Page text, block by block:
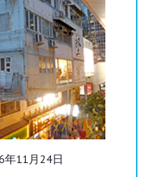
年11月24日